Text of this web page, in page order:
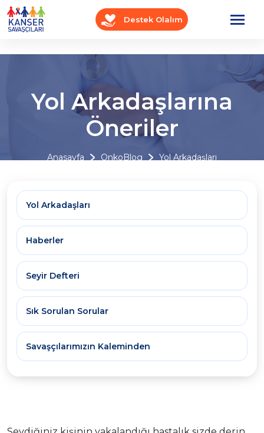
Destek Olalım
Yol Arkadaşlarına
Öneriler
Anasayfa OnkoBlog Yol Arkadaşları
Yol Arkadaşları
Haberler
Seyir Defteri
Sık Sorulan Sorular
Savaşçılarımızın Kaleminden